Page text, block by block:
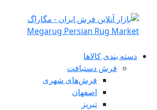
دسته بندی کالاها
فرش دستبافت
فرش‌های شهری
اصفهان
تبریز